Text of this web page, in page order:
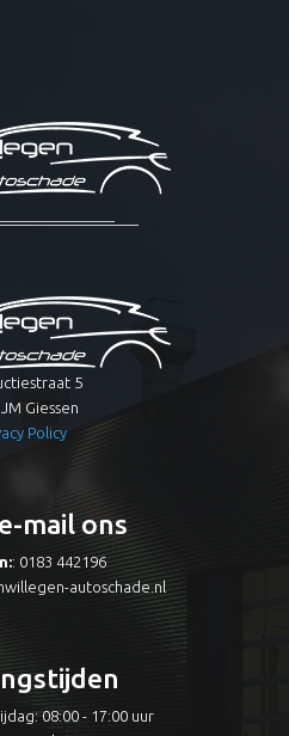
5
Giessen
Policy
mail ons
: 0183 442196
autoschade.nl
08:00 - 17:00 uur